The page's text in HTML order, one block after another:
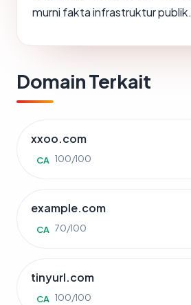
murni fakta infrastruktur publik.
Domain Terkait
xxoo.com
CA 100/100
example.com
CA 70/100
tinyurl.com
CA 100/100